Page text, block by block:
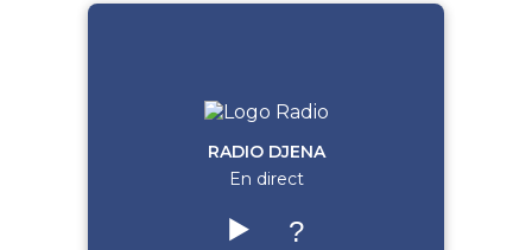
RADIO DJENA
En direct
▶️ ?